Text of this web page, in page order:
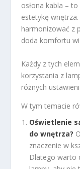
osłona kabla –
estetykę
harmonizować z
doda komfortu
Każdy z tych
korzystania z
różnych
W tym temacie
Oświetlenie
do wnętrza?
znaczenie w
Dlatego warto